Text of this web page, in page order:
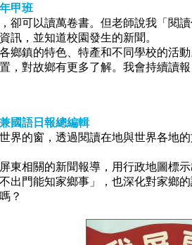
甲班
卻可以讀萬卷書。但老師說我「閱
訊，並知道校園發生的新聞。
鄉鎮的特色、特產和不同學校的活
，對故鄉有更多了解。我會持續讀報
國語日報總編輯
界的窗，透過閱讀在地與世界各地
東相關的新聞報導，用行政地圖標
出門能知家鄉事」，也深化對家鄉
？